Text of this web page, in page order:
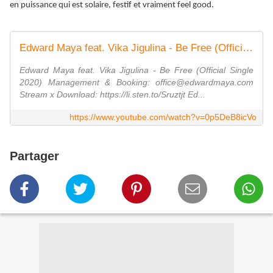
en puissance qui est solaire, festif et vraiment feel good.
Edward Maya feat. Vika Jigulina - Be Free (Official Single 2020)
Edward Maya feat. Vika Jigulina - Be Free (Official Single
2020) Management & Booking: office@edwardmaya.com
Stream x Download: https://li.sten.to/Sruztjt Ed...
https://www.youtube.com/watch?v=0p5DeB8icVo
Partager